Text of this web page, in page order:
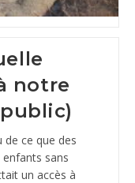
notre
ce que des
sans
un accès à